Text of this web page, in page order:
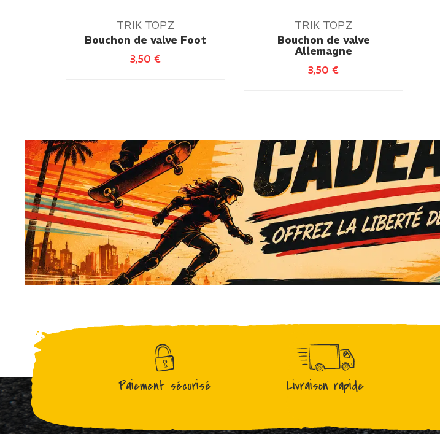
TRIK TOPZ
Bouchon de valve Foot
3,50 €
TRIK TOPZ
Bouchon de valve
Allemagne
3,50 €
Paiement sécurisé Livraison rapide